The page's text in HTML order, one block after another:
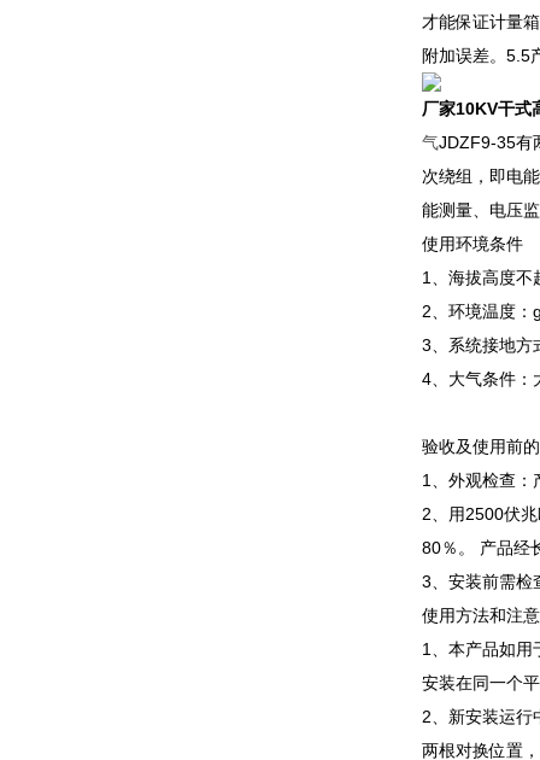
才能保证计量
附加误差。5.5
厂家10KV干式
气JDZF9-35有
次绕组，即电
能测量、电压
使用环境条件
1、海拔高度
2、环境温度
3、系统接地方
4、大气条件：
验收及使用前
1、外观检查：
2、用2500伏
80％。 产品经
3、安装前需检
使用方法和注
1、本产品如用
安装在同一个
2、新安装运行
两根对换位置